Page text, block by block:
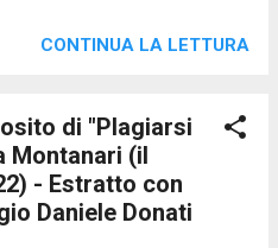
E non fermano l'indole m...
pone spesso una direzione
determinato, verso un'idea di
senz' accorgercene ,
. È l'oriente la direzione
nostri sogni, il luogo che ci
CONTINUA LA LETTURA
di "Plagiarsi
Montanari (il
- Estratto con
Daniele Donati